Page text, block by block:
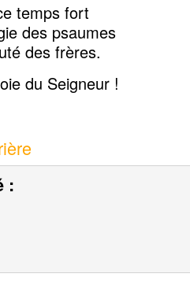
« Pour quelle raison est-ce que nous,
nous n’avons pas réussi à l’expulser ? »
Jésus leur répond :
« En raison de votre peu de foi.
si vous avez de la foi
et elle se transportera ;
rien ne vous sera impossible. »
temps fort
des psaumes
des frères.
du Seigneur !
:
correctement sur